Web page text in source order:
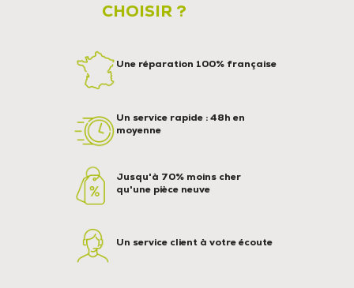
CHOISIR ?
Une réparation 100% française
Un service rapide : 48h en
moyenne
Jusqu'à 70% moins cher
qu'une pièce neuve
Un service client à votre écoute